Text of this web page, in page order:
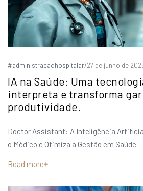
#administracaohospitalar/27 de junho de
IA na Saúde: Uma
interpreta e transforma
produtividade.
Doctor Assistant: A Inteligência
o Médico e Otimiza a Gestão em
Read more